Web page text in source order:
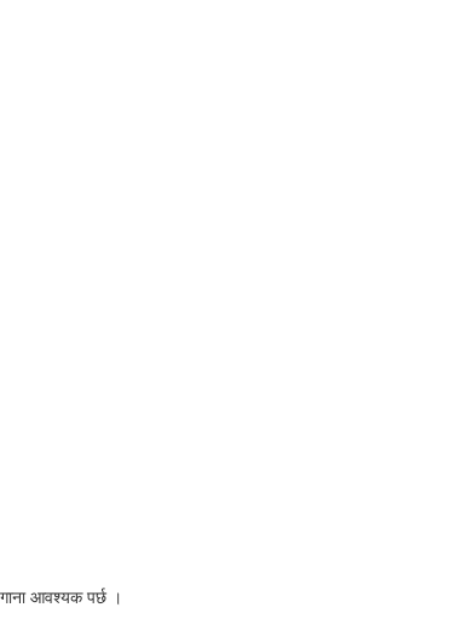
आवश्यक पर्छ ।